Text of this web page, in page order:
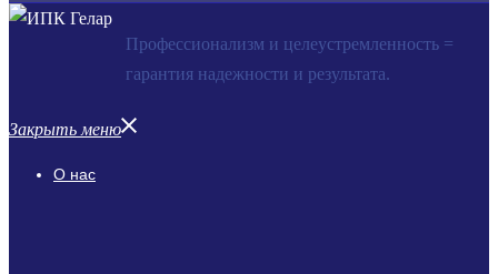
Профессионализм и целеустремленность =
гарантия надежности и результата.
Закрыть меню
О нас